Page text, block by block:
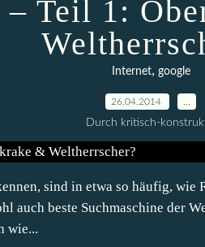
– Teil 1:
Internet, google
26.04.2014
Durch kritisch-
sind in etwa so häufig, wie
auch beste Suchmaschine der
wie...